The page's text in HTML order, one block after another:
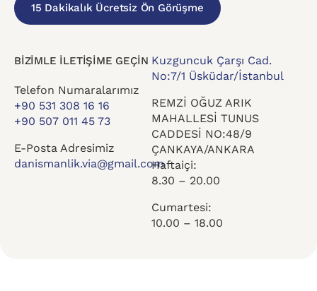
15 Dakikalık Ücretsiz Ön Görüşme
BİZİMLE İLETİŞİME GEÇİN
Telefon Numaralarımız
+90 531 308 16 16
+90 507 011 45 73
E-Posta Adresimiz
danismanlik.via@gmail.com
Kuzguncuk Çarşı Cad.
No:7/1 Üsküdar/İstanbul
REMZİ OĞUZ ARIK
MAHALLESİ TUNUS
CADDESİ NO:48/9
ÇANKAYA/ANKARA
Cumartesi:
10.00 – 18.00
Haftaiçi:
8.30 – 20.00